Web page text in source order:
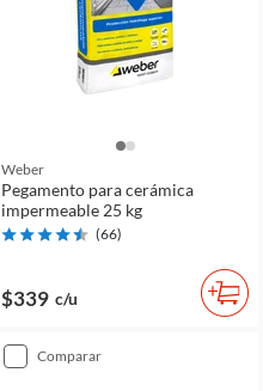
Weber
Pegamento para cerámica
impermeable 25 kg
(66)
$339 c/u
comparar